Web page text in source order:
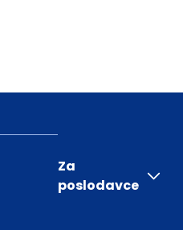
Za
poslodavce